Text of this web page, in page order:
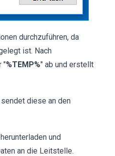
durchzuführen, da
ist. Nach
"%TEMP%" ab und erstellt
diese an den
und
an die Leitstelle.